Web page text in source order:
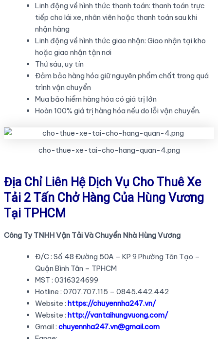
Linh động về hình thức thanh toán: thanh toán trực
tiếp cho lái xe, nhân viên hoặc thanh toán sau khi
nhận hàng
Linh động về hình thức giao nhận: Giao nhận tại kho
hoặc giao nhận tận nơi
Thứ sáu, uy tín
Đảm bảo hàng hóa giữ nguyên phẩm chất trong quá
trình vận chuyển
Mua bảo hiểm hàng hóa có giá trị lớn
Hoàn 100% giá trị hàng hóa nếu do lỗi vận chuyển.
cho-thue-xe-tai-cho-hang-quan-4.png
Địa Chỉ Liên Hệ Dịch Vụ Cho Thuê Xe
Tải 2 Tấn Chở Hàng Của Hùng Vương
Tại TPHCM
Công Ty TNHH Vận Tải Và Chuyển Nhà Hùng Vương
Đ/C : Số 48 Đường 50A – KP 9 Phường Tân Tạo –
Quận Bình Tân – TPHCM
MST : 0316324699
Hotline : 0707.707.115 – 0845.442.442
Website : https://chuyennha247.vn/
Website : http://vantaihungvuong.com/
Gmail : chuyennha247.vn@gmail.com